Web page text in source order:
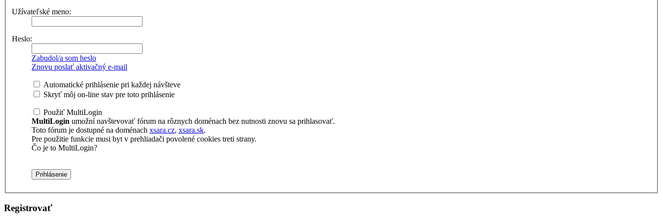
Užívateľské meno:
Heslo:
Zabudol/a som heslo
Znovu poslať aktivačný e-mail
Automatické prihlásenie pri každej návšteve
Skryť môj on-line stav pre toto prihlásenie
Použiť MultiLogin
MultiLogin umožní navštevovať fórum na rôznych doménach bez nutnosti znovu sa prihlasovať.
Toto fórum je dostupné na doménach xsara.cz, xsara.sk.
Pre použitie funkcie musi byt v prehliadači povolené cookies treti strany.
Čo je to MultiLogin?
Registrovať